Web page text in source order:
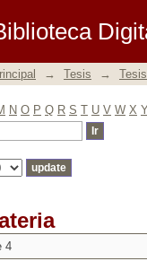
→ Tesis →
N O P Q R S T U V W X Y
4